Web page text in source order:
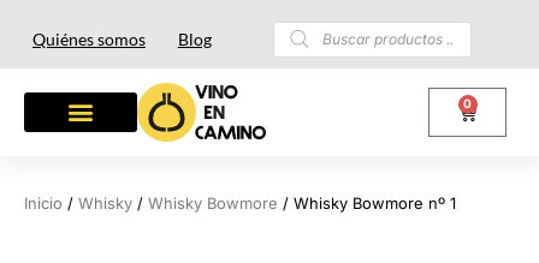
Quiénes somos Blog
0
Inicio / Whisky / Whisky Bowmore / Whisky Bowmore nº 1